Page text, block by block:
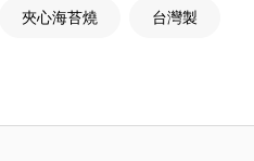
夾心海苔燒
台灣製